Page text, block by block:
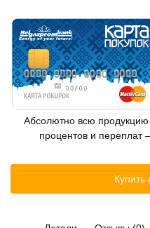
Абсолютно всю продукцию
процентов и переплат
Купить